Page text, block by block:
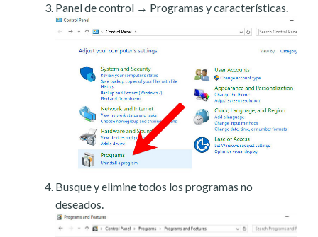
Panel de control → Programas y características.
Busque y elimine todos los programas no
deseados.